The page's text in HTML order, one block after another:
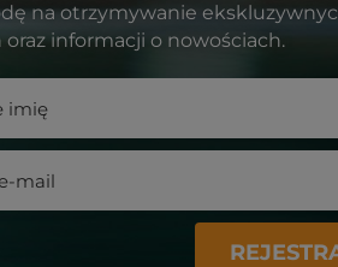
na otrzymywanie
informacji o nowościach.